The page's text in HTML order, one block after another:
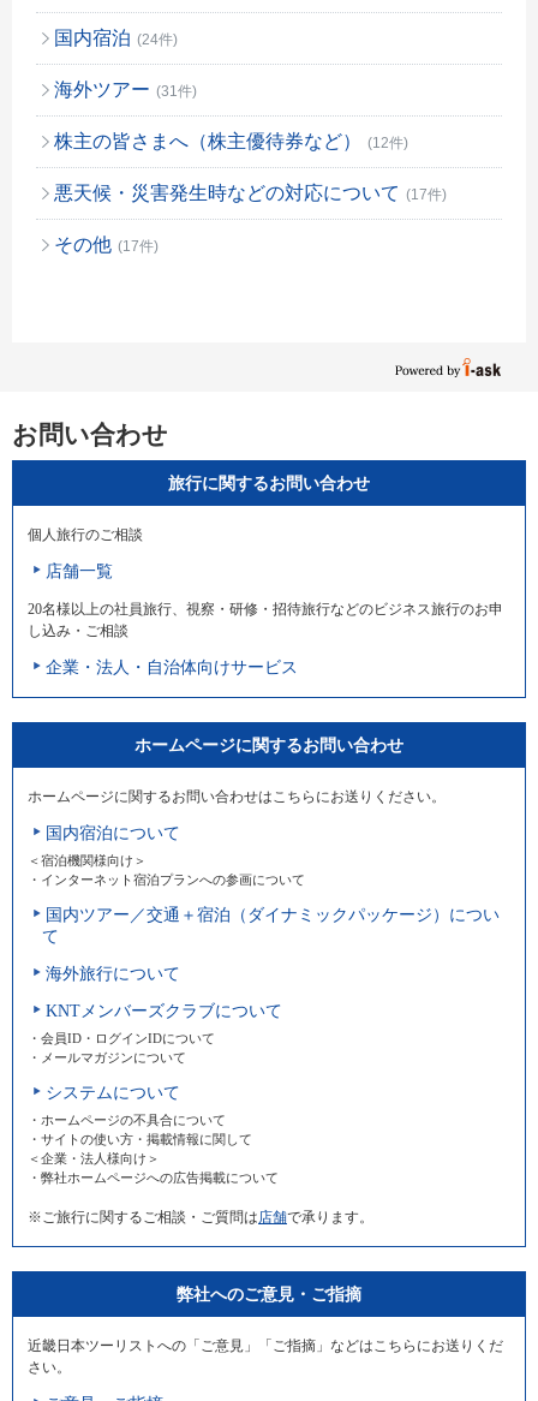
国内宿泊 (24件)
海外ツアー (31件)
株主の皆さまへ（株主優待券など） (12件)
悪天候・災害発生時などの対応について (17件)
その他 (17件)
お問い合わせ
旅行に関するお問い合わせ
個人旅行のご相談
店舗一覧
20名様以上の社員旅行、視察・研修・招待旅行などのビジネス旅行のお申
し込み・ご相談
企業・法人・自治体向けサービス
ホームページに関するお問い合わせ
ホームページに関するお問い合わせはこちらにお送りください。
国内宿泊について
＜宿泊機関様向け＞
・インターネット宿泊プランへの参画について
国内ツアー／交通＋宿泊（ダイナミックパッケージ）につい
て
海外旅行について
KNTメンバーズクラブについて
・会員ID・ログインIDについて
・メールマガジンについて
システムについて
・ホームページの不具合について
・サイトの使い方・掲載情報に関して
＜企業・法人様向け＞
・弊社ホームページへの広告掲載について
※ご旅行に関するご相談・ご質問は 店舗で承ります。
弊社へのご意見・ご指摘
近畿日本ツーリストへの「ご意見」「ご指摘」などはこちらにお送りくだ
さい。